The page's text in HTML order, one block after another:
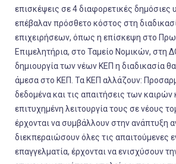
επισκέψεις σε 4 διαφορετικές δημόσιες
επέβαλαν πρόσθετο κόστος στη
επιχειρήσεων, όπως η επίσκεψη στο
Επιμελητήρια, στο Ταμείο Νομικών, στη
δημιουργία των νέων ΚΕΠ η διαδικασία
άμεσα στο ΚΕΠ. Τα ΚΕΠ αλλάζουν:
δεδομένα και τις απαιτήσεις των καιρών
επιτυχημένη λειτουργία τους σε νέους
έρχονται να συμβάλλουν στην ανάπτυξη
διεκπεραιώσουν όλες τις απαιτούμενες
επαγγελματία, έρχονται να ενισχύσουν